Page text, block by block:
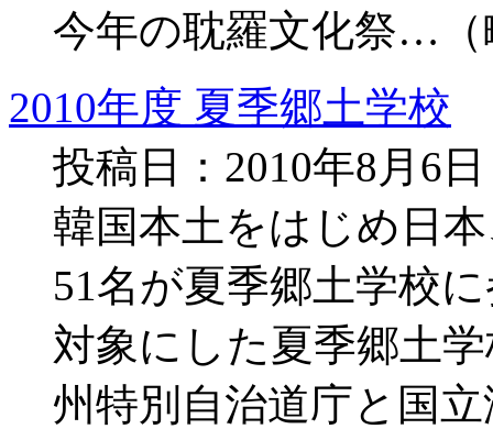
今年の耽羅文化祭…（
2010年度 夏季郷土学校
投稿日：2010年8月6
韓国本土をはじめ日
51名が夏季郷土学校
対象にした夏季郷土
州特別自治道庁と国